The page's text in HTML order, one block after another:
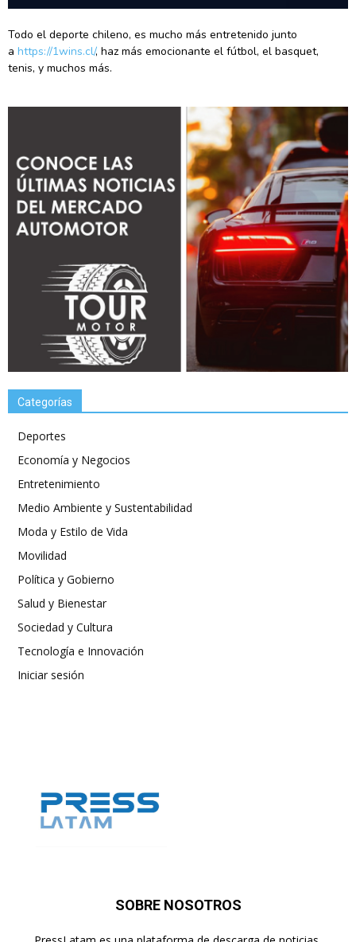
Todo el deporte chileno, es mucho más entretenido junto
a https://1wins.cl/, haz más emocionante el fútbol, el basquet,
tenis, y muchos más.
Categorías
Deportes
Economía y Negocios
Entretenimiento
Medio Ambiente y Sustentabilidad
Moda y Estilo de Vida
Movilidad
Política y Gobierno
Salud y Bienestar
Sociedad y Cultura
Tecnología e Innovación
Iniciar sesión
SOBRE NOSOTROS